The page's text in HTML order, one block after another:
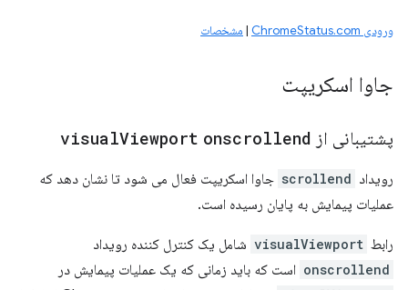
ورودی ChromeStatus.com | مشخصات
جاوا اسکریپت
پشتیبانی از visualViewport onscrollend
رویداد scrollend جاوا اسکریپت فعال می شود تا نشان دهد که
عملیات پیمایش به پایان رسیده است.
رابط visualViewport شامل یک کنترل کننده رویداد
onscrollend است که باید زمانی که یک عملیات پیمایش در